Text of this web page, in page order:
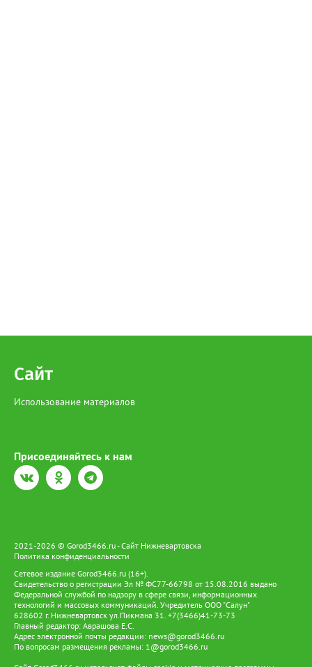
Сайт
Использование материалов
Присоединяйтесь к нам
2021-2026 © Gorod3466.ru - Сайт Нижневартовска
Политика конфиденциальности
Сетевое издание Gorod3466.ru (16+).
Свидетельство о регистрации Эл № ФС77-66798 от 15.08.2016 выдано
Федеральной службой по надзору в сфере связи, информационных
технологий и массовых коммуникаций. Учредитель ООО "Салун"
628602 г. Нижневартовск ул.Пикмана 31. +7(3466)41-73-73
Главный редактор: Аврашова Е.С.
Адрес электронной почты редакции: news@gorod3466.ru
По вопросам размещения рекламы: 1@gorod3466.ru